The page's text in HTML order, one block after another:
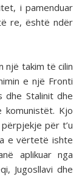
i pamenduar
re, është ndër
një takim të cilin
e një Fronti
dhe Stalinit dhe
komunistët. Kjo
për t’u
e vërtetë ishte
aplikuar nga
Jugosllavi dhe